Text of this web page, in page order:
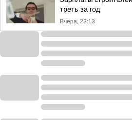
треть за год
Вчера, 23:13